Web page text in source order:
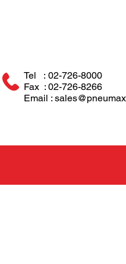
Tel : 02-726-8000
Fax : 02-726-8266
Email :